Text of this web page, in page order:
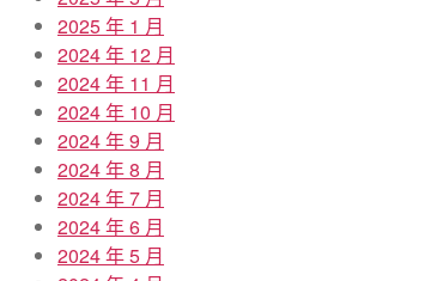
2025 年 1 月
2024 年 12 月
2024 年 11 月
2024 年 10 月
2024 年 9 月
2024 年 8 月
2024 年 7 月
2024 年 6 月
2024 年 5 月